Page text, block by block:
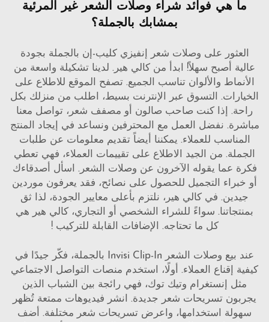
ما هي فوائد شراء وصلات الشعر غير المرئية
بمشابك بالجملة؟
العثور على وصلات شعر إنفيزي كليب-إن بالجملة بجودة
عالية أصبح سهلاً! ابدأ من كالي هير. لدينا تشكيلة واسعة من
الأنماط والألوان تناسب الجميع. تصفح الموقع للاطلاع على
الخيارات. التسوق عبر الإنترنت بسيط، اطلب من منزلك بكل
راحة. إذا كنت صاحب صالون أو مصفف شعر، تواصل معنا
مباشرة. نفضل العمل مع المحترفين ونساعد في إيجاد المنتج
المناسب للعملاء. يمكننا أيضاً تقديم معلومات عن طلبات
الجملة. من الجيد الاطلاع على تقييمات العملاء، فهي تعطي
فكرة عما يقوله الآخرون عن وصلات الشعر. اسأل أصدقاءك
أو خبراء التجميل للحصول على نصائح، فقد يعرفون موردين
جيدين. في كالي هير، نلتزم بأعلى معايير الجودة، لذا ثق
بمنتجاتنا. سواءً للشراء الشخصي أو التجاري، كالي هير هي
كل ما تحتاجه.
الإضافات القابلة للتركيب!
عند بيع وصلات الشعر Invisi Clip-In بالجملة، فكّر جيدًا في
كيفية إقناع العملاء. أولًا، استخدم منصات التواصل الاجتماعي
مثل إنستغرام وتيك توك، فهي رائجة بين الشباب الذين
يجربون تسريحات شعر جديدة. انشر فيديوهات ممتعة تُظهر
سهولة استخدامها، واعرض تسريحات شعر مختلفة. أضف